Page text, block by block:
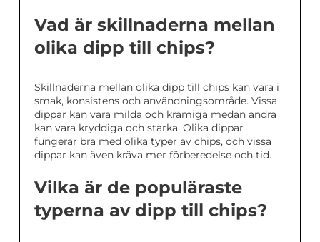
Vad är skillnaderna mellan
olika dipp till chips?
Skillnaderna mellan olika dipp till chips kan vara i
smak, konsistens och användningsområde. Vissa
dippar kan vara milda och krämiga medan andra
kan vara kryddiga och starka. Olika dippar
fungerar bra med olika typer av chips, och vissa
dippar kan även kräva mer förberedelse och tid.
Vilka är de populäraste
typerna av dipp till chips?